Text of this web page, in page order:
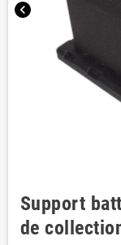
chevron_left
Support
de